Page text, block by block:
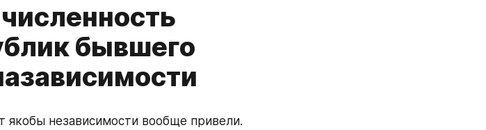
бывшего
якобы независимости вообще привели.